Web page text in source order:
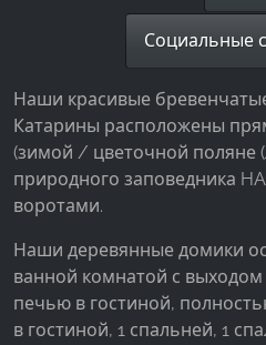
Социальные
Наши красивые
Катарины расположены
(зимой / цветочной поляне
природного заповедника
воротами.
Наши деревянные домики
ванной комнатой с выходом
печью в гостиной,
в гостиной, 1 спальней, 1
Facebook Pixel
Name:
_fbp, fr, _fbq, fbq
Provider:
Facebook Ireland Ltd.
Cookie duration:
3 месяца - 1 год